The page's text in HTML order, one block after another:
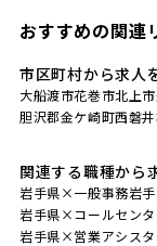
おすすめの関連
市区町村から求人
大船渡市花巻市北上市
胆沢郡金ケ崎町西磐
関連する職種から
岩手県×一般事務岩
岩手県×コールセン
岩手県×営業アシスタ